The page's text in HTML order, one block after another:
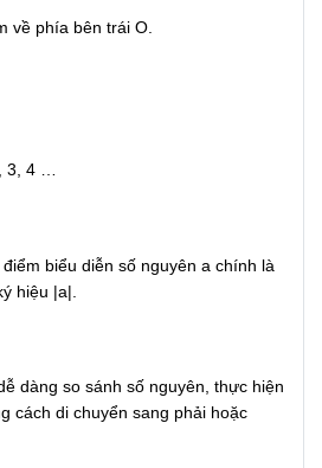
về phía bên trái O.
3, 4 …
biểu diễn số nguyên a chính là
hiệu |a|.
dàng so sánh số nguyên, thực hiện
cách di chuyển sang phải hoặc